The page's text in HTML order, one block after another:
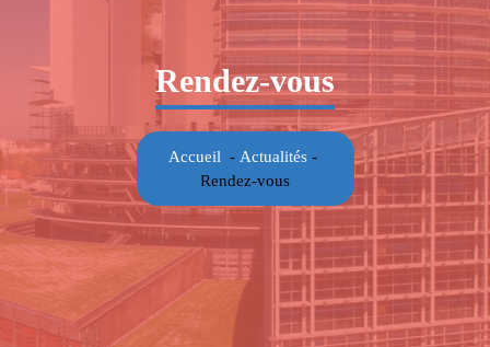
Rendez-vous
Accueil - Actualités -
Rendez-vous